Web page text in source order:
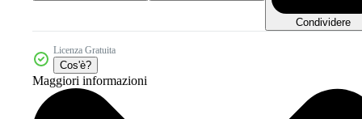
Condividere
Licenza Gratuita
Cos'è?
Maggiori informazioni